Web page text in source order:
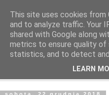
This site uses cookies
and to analyze traffic. Your
shared with Google along
metrics to ensure quality of
statistics, and to detect
LEARN